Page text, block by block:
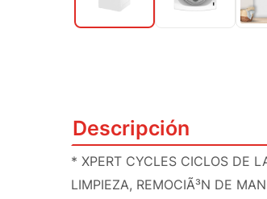
Descripción
* XPERT CYCLES CICLOS DE
LIMPIEZA, REMOCIÃ³N DE